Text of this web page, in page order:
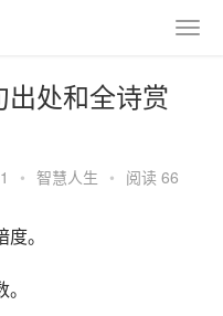
处和全诗赏
• 智慧人生 • 阅读 66
。